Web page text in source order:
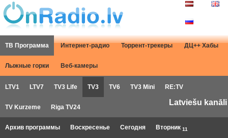
ТВ Программа Интернет-радио Торрент-трекеры ДЦ++ Хабы
Лыжные горки Веб-камеры
LTV1 LTV7 TV3 Life TV3 TV6 TV3 Mini RE:TV
TV Kurzeme Riga TV24
Latviešu kanāli
Архив программы Воскресенье Сегодня Вторник 11